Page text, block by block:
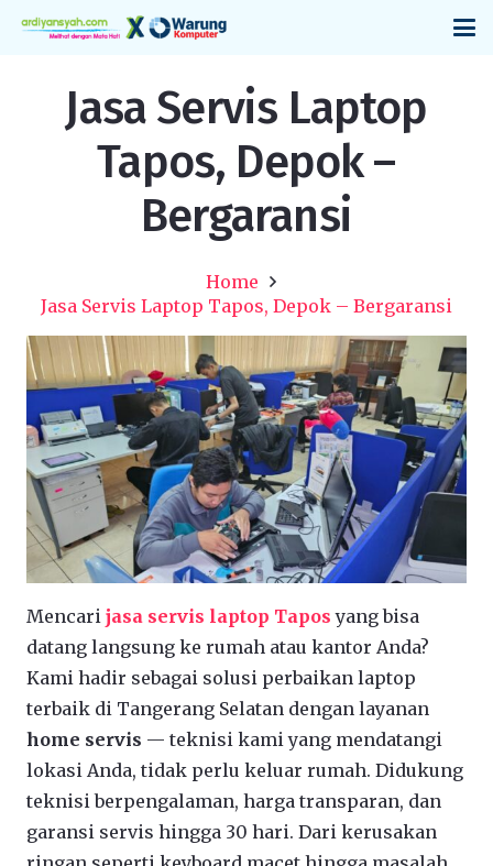
Jasa Servis Laptop
Tapos, Depok –
Bergaransi
Home
Jasa Servis Laptop Tapos, Depok – Bergaransi
Mencari jasa servis laptop Taposyang bisa
datang langsung ke rumah atau kantor Anda?
Kami hadir sebagai solusi perbaikan laptop
terbaik di Tangerang Selatan dengan layanan
home servis — teknisi kami yang mendatangi
lokasi Anda, tidak perlu keluar rumah. Didukung
teknisi berpengalaman, harga transparan, dan
garansi servis hingga 30 hari. Dari kerusakan